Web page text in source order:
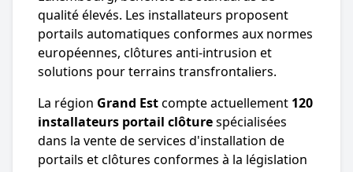
qualité élevés. Les installateurs proposent
portails automatiques conformes aux normes
européennes, clôtures anti-intrusion et
solutions pour terrains transfrontaliers.
La région Grand Estcompte actuellement 120
installateurs portail clôturespécialisées
dans la vente de services d'installation de
portails et clôtures conformes à la législation